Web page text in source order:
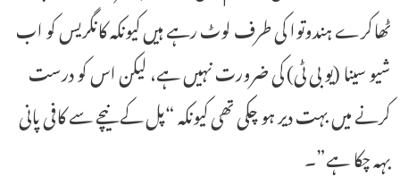
ٹھاکرے ہندوتوا کی طرف لوٹ رہے ہیں کیونکہ کانگریس کو اب
شیو سینا (یو بی ٹی) کی ضرورت نہیں ہے، لیکن اس کو درست
کرنے میں بہت دیر ہو چکی تھی کیونکہ “پل کے نیچے سے کافی پانی
بہہ چکا ہے”۔